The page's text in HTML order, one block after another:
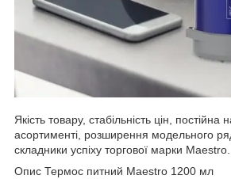
Якість товару, стабільність цін, постійна
асортименті, розширення модельного
складники успіху торгової марки Maestro.
Опис Термос питний Maestro 1200 мл